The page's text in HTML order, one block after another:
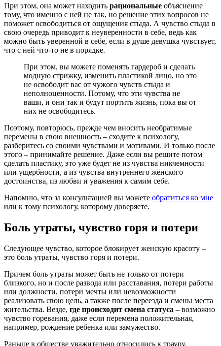
При этом, она может находить рациональные объяснение
тому, что именно с ней не так, но решение этих вопросов не
поможет освободиться от ощущения стыда. А чувство стыда в
свою очередь приводит к неуверенности в себе, ведь как
можно быть уверенной в себе, если в душе девушка чувствует,
что с ней что-то не в порядке.
При этом, вы можете поменять гардероб и сделать
модную стрижку, изменить пластикой лицо, но это
не освободит вас от чужого чувств стыда и
неполноценности. Потому, что эти чувства не
ваши, и они так и будут портить жизнь, пока вы от
них не освободитесь.
Поэтому, повторюсь, прежде чем вносить необратимые
перемены в свою внешность – сходите к психологу,
разберитесь со своими чувствами и мотивами. И только после
этого – принимайте решение. Даже если вы решите потом
сделать пластику, это уже будет не из чувства никчемности
или ущербности, а из чувства внутреннего женского
достоинства, из любви и уважения к самим себе.
Напомню, что за консультацией вы можете обратиться ко мне
или к тому психологу, которому доверяете.
Боль утраты, чувство горя и потери
Следующее чувство, которое блокирует женскую красоту –
это боль утраты, чувство горя и потери.
Причем боль утраты может быть не только от потери
близкого, но и после развода или расставания, потери работы
или должности, потери мечты или невозможности
реализовать свою цель, а также после переезда и смены места
жительства. Везде, где происходит смена статуса – возможно
чувство горевания, даже если перемена положительная,
например, рождение ребенка или замужество.
Раньше в обществе уважительно относились к трауру.